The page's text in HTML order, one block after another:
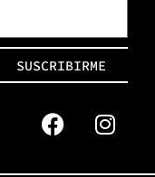
SUSCRIBIRME